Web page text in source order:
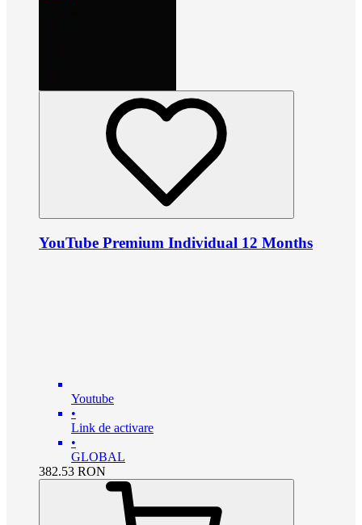
YouTube Premium Individual 12 Months
Youtube
•
Link de activare
•
GLOBAL
382.53 RON